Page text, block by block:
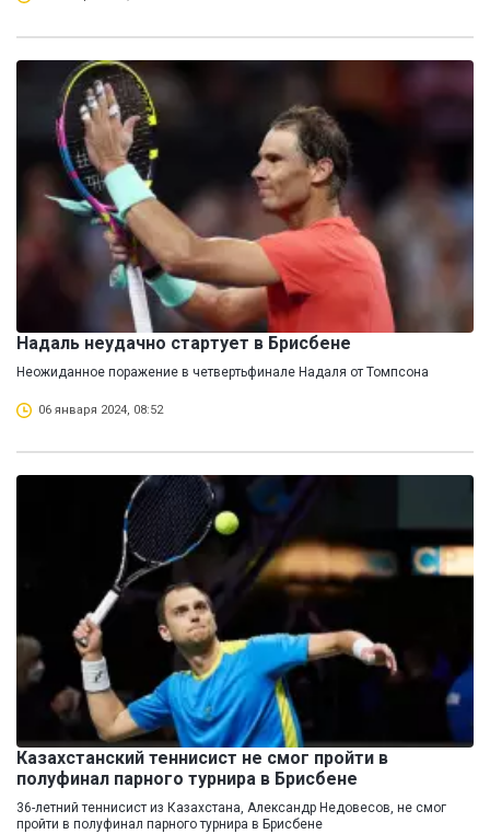
Надаль неудачно стартует в Брисбене
Неожиданное поражение в четвертьфинале Надаля от Томпсона
06 января 2024, 08:52
Казахстанский теннисист не смог пройти в
полуфинал парного турнира в Брисбене
36-летний теннисист из Казахстана, Александр Недовесов, не смог
пройти в полуфинал парного турнира в Брисбене